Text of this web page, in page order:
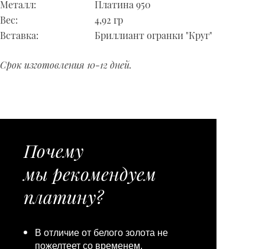
Металл:
Платина 950
Вес:
4,92 гр
Вставка:
Бриллиант огранки "Круг"
Срок изготовления 10-12 дней.
Почему
мы рекомендуем
платину?
В отличие от белого золота не
пожелтеет со временем.